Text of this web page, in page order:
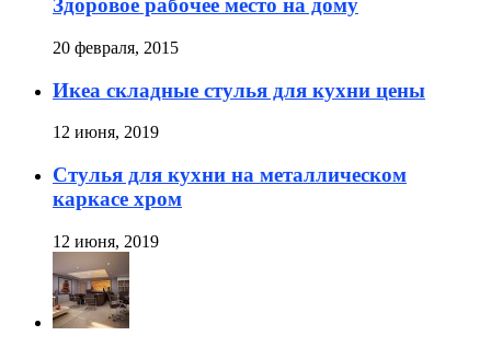
Здоровое рабочее место на дому
20 февраля, 2015
Икеа складные стулья для кухни цены
12 июня, 2019
Стулья для кухни на металлическом
каркасе хром
12 июня, 2019